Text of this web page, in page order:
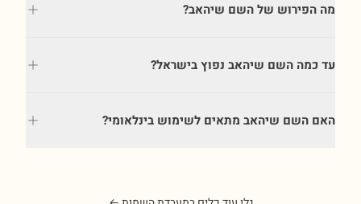
מה הפירוש של השם שיהאב?
עד כמה השם שיהאב נפוץ בישראל?
האם השם שיהאב מתאים לשימוש בינלאומי?